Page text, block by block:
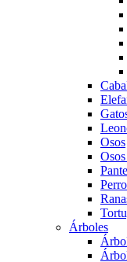
Osos
Árboles